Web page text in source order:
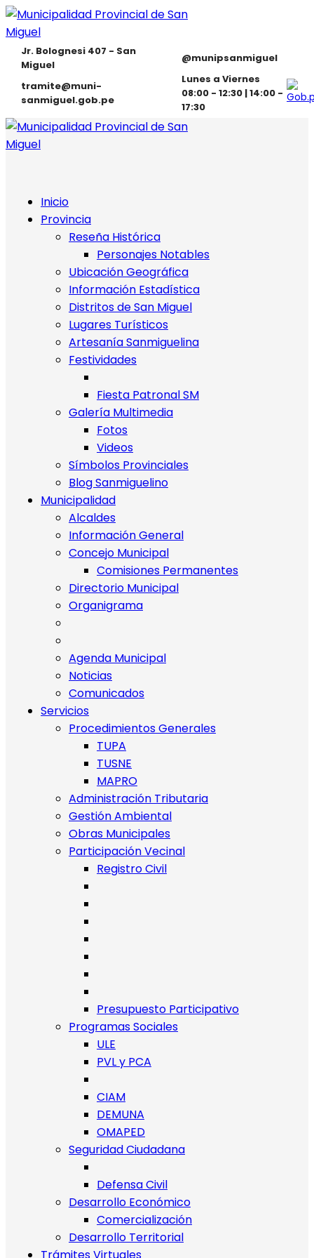
Jr. Bolognesi 407 - San
Miguel
@munipsanmiguel
tramite@muni-
sanmiguel.gob.pe
Lunes a Viernes
08:00 - 12:30 | 14:00 -
17:30
Inicio
Provincia
Reseña Histórica
Personajes Notables
Ubicación Geográfica
Información Estadística
Distritos de San Miguel
Lugares Turísticos
Artesanía Sanmiguelina
Festividades
Fiesta Patronal SM
Galería Multimedia
Fotos
Videos
Símbolos Provinciales
Blog Sanmiguelino
Municipalidad
Alcaldes
Información General
Concejo Municipal
Comisiones Permanentes
Directorio Municipal
Organigrama
Agenda Municipal
Noticias
Comunicados
Servicios
Procedimientos Generales
TUPA
TUSNE
MAPRO
Administración Tributaria
Gestión Ambiental
Obras Municipales
Participación Vecinal
Registro Civil
Presupuesto Participativo
Programas Sociales
ULE
PVL y PCA
CIAM
DEMUNA
OMAPED
Seguridad Ciudadana
Defensa Civil
Desarrollo Económico
Comercialización
Desarrollo Territorial